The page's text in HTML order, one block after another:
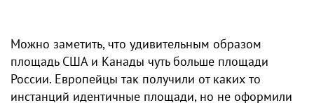
Можно заметить, что удивительным образом
площадь США и Канады чуть больше площади
России. Европейцы так получили от каких то
инстанций идентичные площади, но не оформили